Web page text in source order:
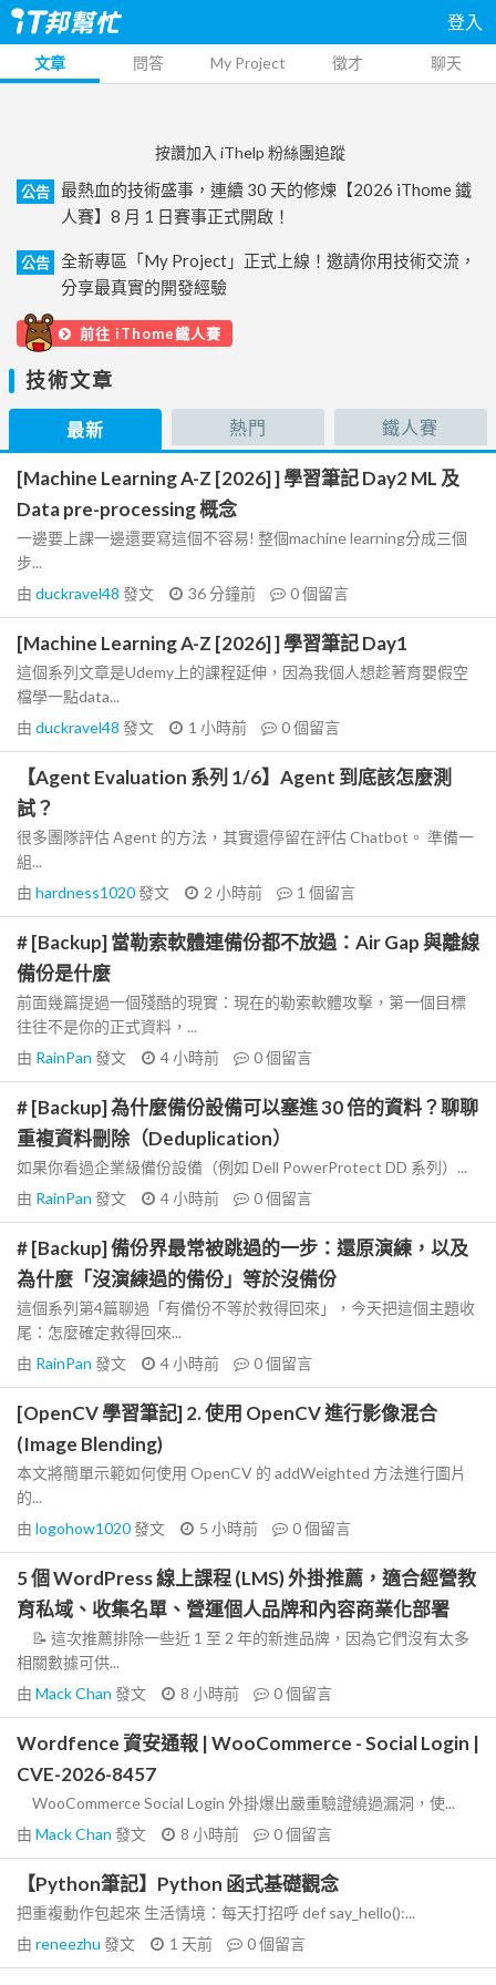
登入
文章 問答 My Project 徵才 聊天
按讚加入 iThelp 粉絲團追蹤
公告
最熱血的技術盛事，連續 30 天的修煉【2026 iThome 鐵
人賽】8 月 1 日賽事正式開啟！
公告
全新專區「My Project」正式上線！邀請你用技術交流，
分享最真實的開發經驗
前往 iThome鐵人賽
技術文章
最新 熱門 鐵人賽
[Machine Learning A-Z [2026] ] 學習筆記 Day2 ML 及
Data pre-processing 概念
一邊要上課一邊還要寫這個不容易! 整個machine learning分成三個
步...
由 duckravel48 發文 36 分鐘前 0個留言
[Machine Learning A-Z [2026] ] 學習筆記 Day1
這個系列文章是Udemy上的課程延伸，因為我個人想趁著育嬰假空
檔學一點data...
由 duckravel48 發文 1 小時前 0個留言
【Agent Evaluation 系列 1/6】Agent 到底該怎麼測
試？
很多團隊評估 Agent 的方法，其實還停留在評估 Chatbot。 準備一
組...
由 hardness1020發文 2 小時前 1 個留言
# [Backup] 當勒索軟體連備份都不放過：Air Gap 與離線
備份是什麼
前面幾篇提過一個殘酷的現實：現在的勒索軟體攻擊，第一個目標
往往不是你的正式資料，...
由 RainPan 發文 4 小時前 0個留言
# [Backup] 為什麼備份設備可以塞進 30 倍的資料？聊聊
重複資料刪除（Deduplication）
如果你看過企業級備份設備（例如 Dell PowerProtect DD 系列）...
由 RainPan 發文 4 小時前 0個留言
# [Backup] 備份界最常被跳過的一步：還原演練，以及
為什麼「沒演練過的備份」等於沒備份
這個系列第4篇聊過「有備份不等於救得回來」，今天把這個主題收
尾：怎麼確定救得回來...
由 RainPan 發文 4 小時前 0個留言
[OpenCV 學習筆記] 2. 使用 OpenCV 進行影像混合
(Image Blending)
本文將簡單示範如何使用 OpenCV 的 addWeighted 方法進行圖片
的...
由 logohow1020發文 5 小時前 0個留言
5 個 WordPress 線上課程 (LMS) 外掛推薦，適合經營教
育私域、收集名單、營運個人品牌和內容商業化部署
📝 這次推薦排除一些近 1 至 2 年的新進品牌，因為它們沒有太多
相關數據可供...
由 Mack Chan 發文 8 小時前 0個留言
Wordfence 資安通報 | WooCommerce - Social Login |
CVE-2026-8457
WooCommerce Social Login 外掛爆出嚴重驗證繞過漏洞，使...
由 Mack Chan 發文 8 小時前 0個留言
【Python筆記】Python 函式基礎觀念
把重複動作包起來 生活情境：每天打招呼 def say_hello():...
由 reneezhu 發文 1 天前 0個留言